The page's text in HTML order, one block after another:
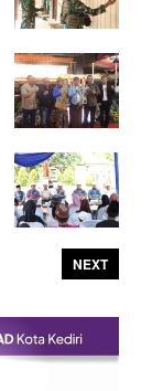
NEXT